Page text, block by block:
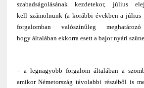
szabadságolásának kezdetekor, július
kell számolnunk (a korábbi években a július
forgalomban valószínűleg
hogy általában ekkorra esett a bajor nyári
– a legnagyobb forgalom általában a
amikor Németország távolabbi részéből is